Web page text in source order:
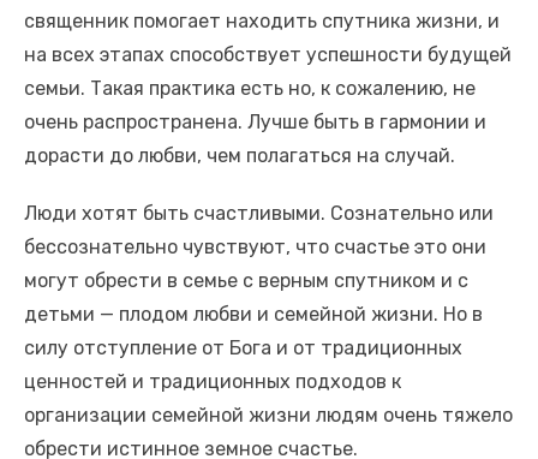
священник помогает находить спутника жизни, и
на всех этапах способствует успешности будущей
семьи. Такая практика есть но, к сожалению, не
очень распространена. Лучше быть в гармонии и
дорасти до любви, чем полагаться на случай.
Люди хотят быть счастливыми. Сознательно или
бессознательно чувствуют, что счастье это они
могут обрести в семье с верным спутником и с
детьми — плодом любви и семейной жизни. Но в
силу отступление от Бога и от традиционных
ценностей и традиционных подходов к
организации семейной жизни людям очень тяжело
обрести истинное земное счастье.